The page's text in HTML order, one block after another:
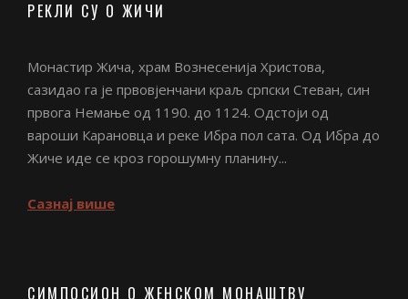
РЕКЛИ СУ О ЖИЧИ
Монастир Жича, храм Вознесенија Христова,
сазидао га је првовјенчани краљ српски Стеван, син
првога Немање од 1190. до 1124. Одстоји од
вароши Карановца и реке Ибра пол сата. Од Ибра до
Жиче иде се кроз горошумну планину...
Сазнај више
СИМПОСИОН О ЖЕНСКОМ МОНАШТВУ